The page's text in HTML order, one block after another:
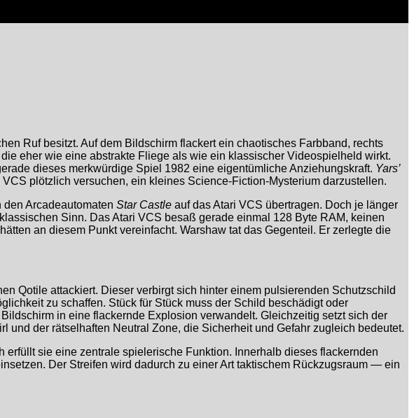
Ruf besitzt. Auf dem Bildschirm flackert ein chaotisches Farbband, rechts
eher wie eine abstrakte Fliege als wie ein klassischer Videospielheld wirkt.
dieses merkwürdige Spiel 1982 eine eigentümliche Anziehungskraft. Yars’
plötzlich versuchen, ein kleines Science-Fiction-Mysterium darzustellen.
Arcadeautomaten Star Castle auf das Atari VCS übertragen. Doch je länger
Sinn. Das Atari VCS besaß gerade einmal 128 Byte RAM, keinen
an diesem Punkt vereinfacht. Warshaw tat das Gegenteil. Er zerlegte die
Qotile attackiert. Dieser verbirgt sich hinter einem pulsierenden Schutzschild
zu schaffen. Stück für Stück muss der Schild beschädigt oder
in eine flackernde Explosion verwandelt. Gleichzeitig setzt sich der
der rätselhaften Neutral Zone, die Sicherheit und Gefahr zugleich bedeutet.
sie eine zentrale spielerische Funktion. Innerhalb dieses flackernden
Der Streifen wird dadurch zu einer Art taktischem Rückzugsraum — ein